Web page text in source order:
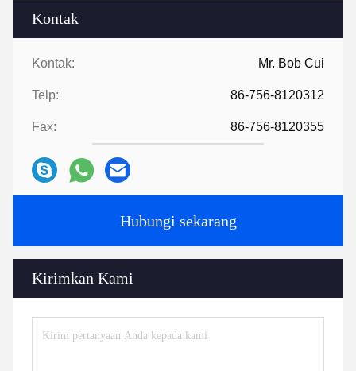
Kontak
Kontak: Mr. Bob Cui
Telp: 86-756-8120312
Fax: 86-756-8120355
Hubungi sekarang
Kirimkan Kami